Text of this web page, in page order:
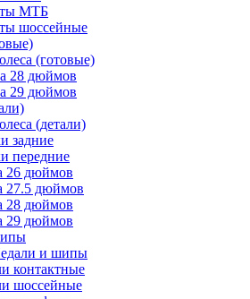
МТБ
шоссейные
(готовые)
28 дюймов
29 дюймов
(детали)
задние
передние
26 дюймов
27.5 дюймов
28 дюймов
29 дюймов
и шипы
контактные
шоссейные